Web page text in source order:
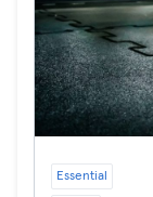
Essential